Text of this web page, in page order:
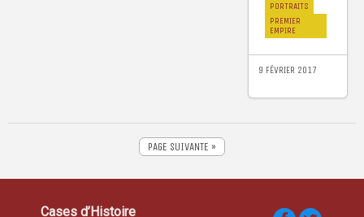
PORTRAITS
PREMIER
EMPIRE
9 FÉVRIER 2017
PAGE SUIVANTE »
Cases d’Histoire